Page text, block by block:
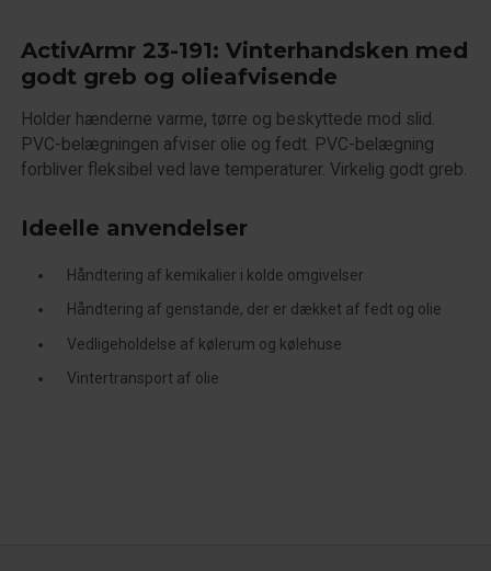
ActivArmr 23-191: Vinterhandsken med
godt greb og olieafvisende
Holder hænderne varme, tørre og beskyttede mod slid.
PVC-belægningen afviser olie og fedt. PVC-belægning
forbliver fleksibel ved lave temperaturer. Virkelig godt greb.
Ideelle anvendelser
Håndtering af kemikalier i kolde omgivelser
Håndtering af genstande, der er dækket af fedt og olie
Vedligeholdelse af kølerum og kølehuse
Vintertransport af olie